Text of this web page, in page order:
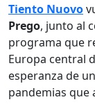
Tiento Nuovo
Prego, junto al
programa que
Europa central
esperanza de
pandemias que